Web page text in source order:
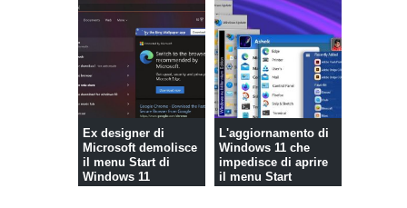
Ex designer di
Microsoft demolisce
il menu Start di
Windows 11
L'aggiornamento di
Windows 11 che
impedisce di aprire
il menu Start